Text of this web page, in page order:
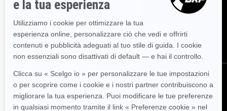
eventi, novità e promozioni.
ISCRIVITI
SEGUICI